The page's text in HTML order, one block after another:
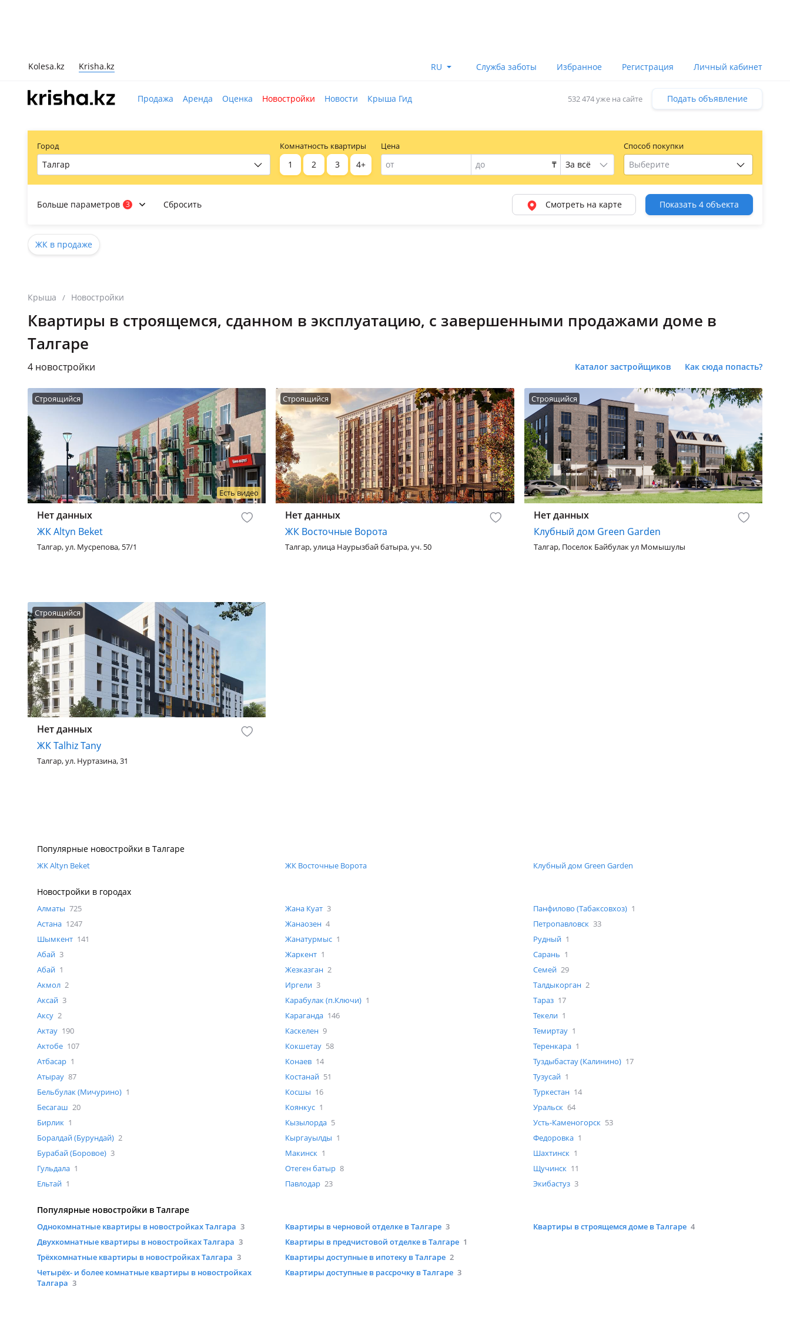
Kolesa.kz Krisha.kz RU Служба заботы Избранное Регистрация Личный кабинет
Продажа Аренда Оценка Новостройки Новости Крыша Гид 532 474 уже на сайте Подать объявление
Город
Талгар
Комнатность квартиры
1 2 3 4+
Цена
₸
Способ покупки
Выберите
Больше параметров 3 Сбросить Смотреть на карте Показать 4 объекта
ЖК в продаже
Крыша / Новостройки
Квартиры в строящемся, сданном в эксплуатацию, с завершенными продажами доме в
Талгаре
4 новостройки Каталог застройщиков Как сюда попасть?
Строящийся
Есть видео
Нет данных
ЖК Altyn Beket
Талгар, ул. Мусрепова, 57/1
Строящийся
Нет данных
ЖК Восточные Ворота
Талгар, улица Наурызбай батыра, уч. 50
Строящийся
Нет данных
Клубный дом Green Garden
Талгар, Поселок Байбулак ул Момышулы
Строящийся
Нет данных
ЖК Talhiz Tany
Талгар, ул. Нуртазина, 31
Популярные новостройки в Талгаре
ЖК Altyn Beket ЖК Восточные Ворота Клубный дом Green Garden
Новостройки в городах
Алматы 725
Астана 1247
Шымкент 141
Абай 3
Абай 1
Акмол 2
Аксай 3
Аксу 2
Актау 190
Актобе 107
Атбасар 1
Атырау 87
Бельбулак (Мичурино) 1
Бесагаш 20
Бирлик 1
Боралдай (Бурундай) 2
Бурабай (Боровое) 3
Гульдала 1
Ельтай 1
Жана Куат 3
Жанаозен 4
Жанатурмыс 1
Жаркент 1
Жезказган 2
Иргели 3
Карабулак (п.Ключи) 1
Караганда 146
Каскелен 9
Кокшетау 58
Конаев 14
Костанай 51
Косшы 16
Коянкус 1
Кызылорда 5
Кыргауылды 1
Макинск 1
Отеген батыр 8
Павлодар 23
Панфилово (Табаксовхоз) 1
Петропавловск 33
Рудный 1
Сарань 1
Семей 29
Талдыкорган 2
Тараз 17
Текели 1
Темиртау 1
Теренкара 1
Туздыбастау (Калинино) 17
Тузусай 1
Туркестан 14
Уральск 64
Усть-Каменогорск 53
Федоровка 1
Шахтинск 1
Щучинск 11
Экибастуз 3
Популярные новостройки в Талгаре
Однокомнатные квартиры в новостройках Талгара 3
Двухкомнатные квартиры в новостройках Талгара 3
Трёхкомнатные квартиры в новостройках Талгара 3
Четырёх- и более комнатные квартиры в новостройках
Талгара 3
Квартиры в черновой отделке в Талгаре 3
Квартиры в предчистовой отделке в Талгаре 1
Квартиры доступные в ипотеку в Талгаре 2
Квартиры доступные в рассрочку в Талгаре 3
Квартиры в строящемся доме в Талгаре 4